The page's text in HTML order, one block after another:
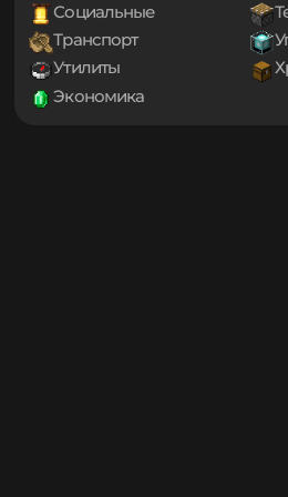
1.20
1.19.4
1.19.3
1.19.2
1.19.1
Декорации
Игровые механики